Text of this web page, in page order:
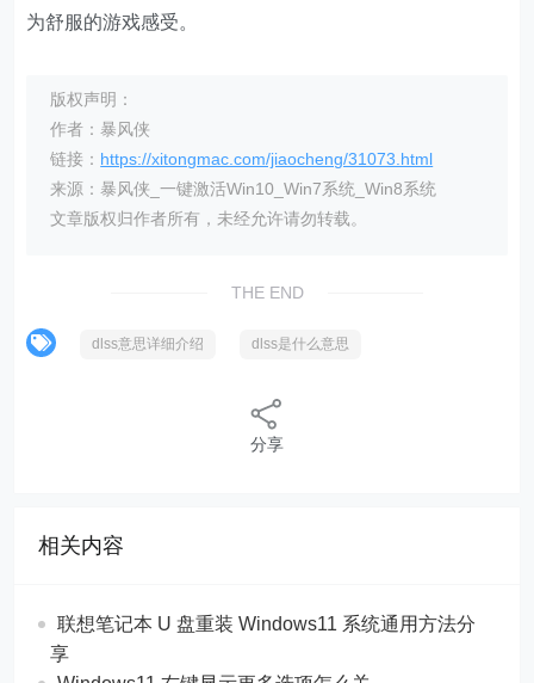
为舒服的游戏感受。
版权声明：
作者：暴风侠
链接： https://xitongmac.com/jiaocheng/31073.html
来源：暴风侠_一键激活Win10_Win7系统_Win8系统
文章版权归作者所有，未经允许请勿转载。
THE END
dlss意思详细介绍 dlss是什么意思
分享
相关内容
联想笔记本 U 盘重装 Windows11 系统通用方法分
享